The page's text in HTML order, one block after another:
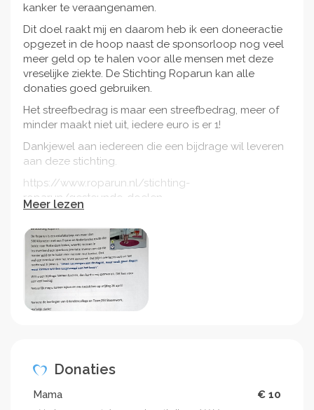
kanker te veraangenamen.
Dit doel raakt mij en daarom heb ik een doneeractie
opgezet in de hoop naast de sponsorloop nog veel
meer geld op te halen voor alle mensen met deze
vreselijke ziekte. De Stichting Roparun kan alle
donaties goed gebruiken.
Het streefbedrag is maar een streefbedrag, meer of
minder maakt niet uit, iedere euro is er 1!
Dankjewel aan iedereen die een bijdrage wil leveren
aan deze stichting.
https://www.roparun.nl/stichting-
roparun/gesteunde-doelen
Groetjes Donny
Meer lezen
Donaties
Mama € 10